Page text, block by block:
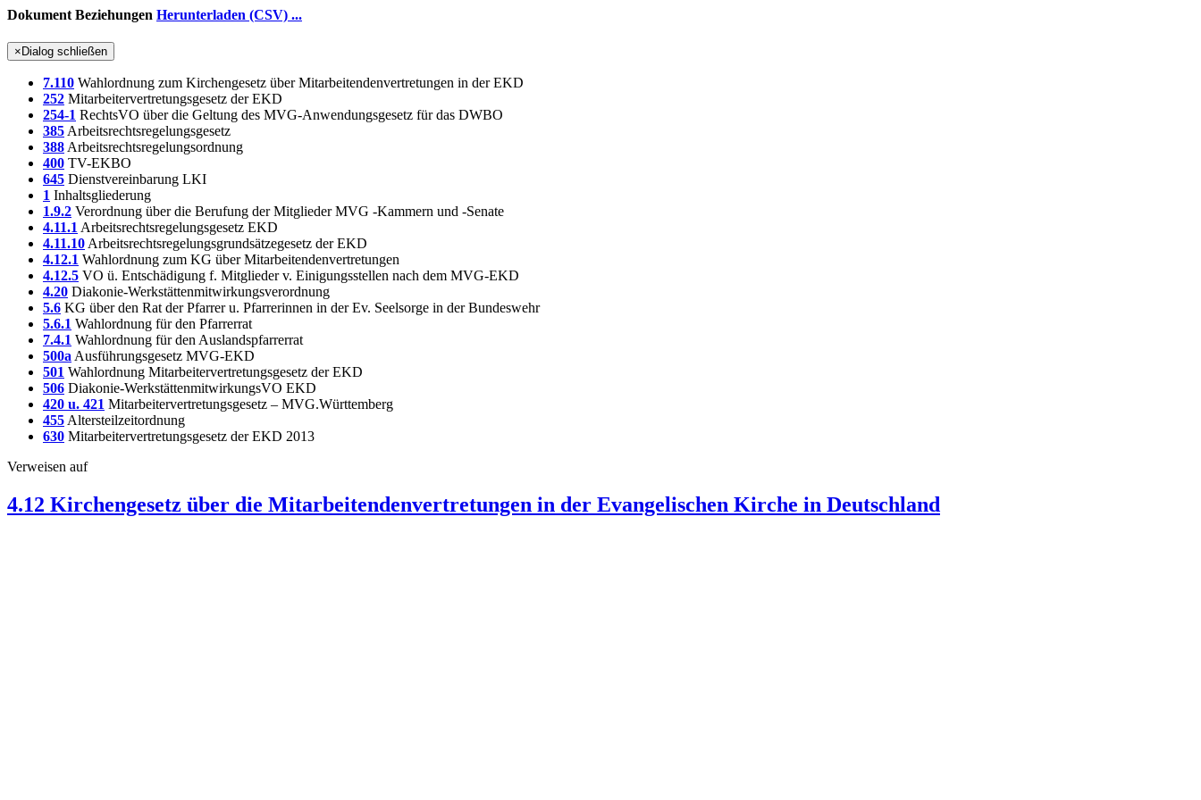
Dokument Beziehungen Herunterladen (CSV) ...
× Dialog schließen
7.110 Wahlordnung zum Kirchengesetz über Mitarbeitendenvertretungen in der EKD
252 Mitarbeitervertretungsgesetz der EKD
254-1 RechtsVO über die Geltung des MVG-Anwendungsgesetz für das DWBO
385 Arbeitsrechtsregelungsgesetz
388 Arbeitsrechtsregelungsordnung
400 TV-EKBO
645 Dienstvereinbarung LKI
1 Inhaltsgliederung
1.9.2 Verordnung über die Berufung der Mitglieder MVG -Kammern und -Senate
4.11.1 Arbeitsrechtsregelungsgesetz EKD
4.11.10 Arbeitsrechtsregelungsgrundsätzegesetz der EKD
4.12.1 Wahlordnung zum KG über Mitarbeitendenvertretungen
4.12.5 VO ü. Entschädigung f. Mitglieder v. Einigungsstellen nach dem MVG-EKD
4.20 Diakonie-Werkstättenmitwirkungsverordnung
5.6 KG über den Rat der Pfarrer u. Pfarrerinnen in der Ev. Seelsorge in der Bundeswehr
5.6.1 Wahlordnung für den Pfarrerrat
7.4.1 Wahlordnung für den Auslandspfarrerrat
500a Ausführungsgesetz MVG-EKD
501 Wahlordnung Mitarbeitervertretungsgesetz der EKD
506 Diakonie-WerkstättenmitwirkungsVO EKD
420 u. 421 Mitarbeitervertretungsgesetz – MVG.Württemberg
455 Altersteilzeitordnung
630 Mitarbeitervertretungsgesetz der EKD 2013
Verweisen auf
4.12 Kirchengesetz über die Mitarbeitendenvertretungen in der Evangelischen Kirche in Deutschland